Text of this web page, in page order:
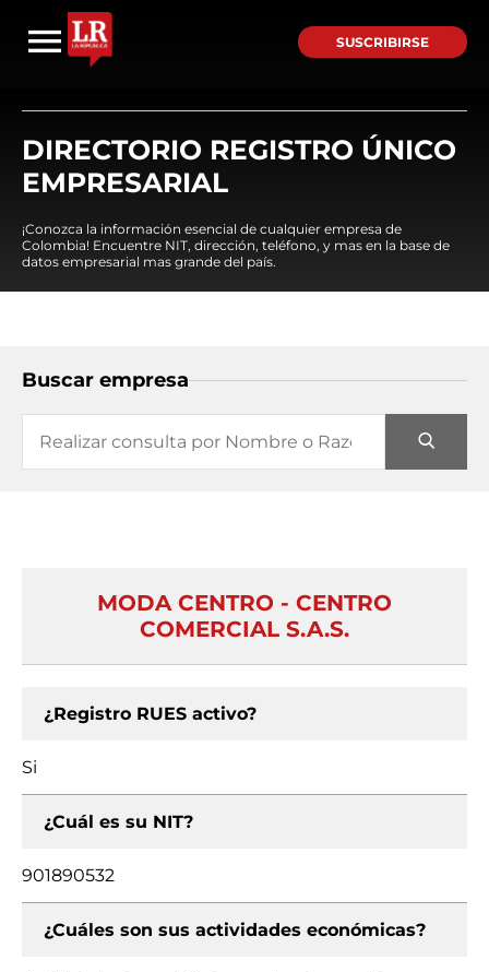
SUSCRIBIRSE
DIRECTORIO REGISTRO ÚNICO
EMPRESARIAL
¡Conozca la información esencial de cualquier empresa de
Colombia! Encuentre NIT, dirección, teléfono, y mas en la base de
datos empresarial mas grande del país.
Buscar empresa
MODA CENTRO - CENTRO
COMERCIAL S.A.S.
¿Registro RUES activo?
Si
¿Cuál es su NIT?
901890532
¿Cuáles son sus actividades económicas?